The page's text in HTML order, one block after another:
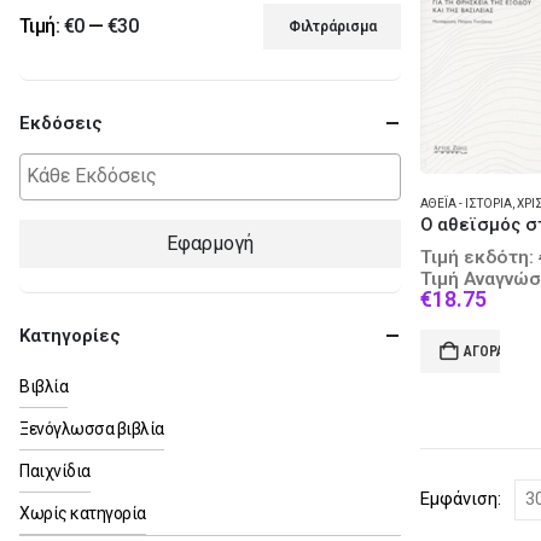
ΑΘΕΪ́Α - ΙΣΤΟΡΊΑ
Τιμή εκδότη:
Τιμή
€18.75
is:
ΑΓΟΡΆ
Εμφάνιση:
Ελάχιστη
τιμή
Μέγιστη
τιμή
Φιλτράρισμα
Τιμή: €0— €30
Εκδόσεις
Εφαρμογή
Κατηγορίες
Βιβλία
Ξενόγλωσσα βιβλία
Παιχνίδια
Χωρίς κατηγορία